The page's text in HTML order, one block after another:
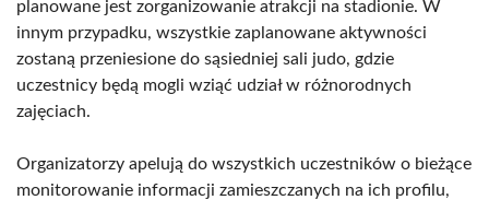
planowane jest zorganizowanie atrakcji na stadionie. W
innym przypadku, wszystkie zaplanowane aktywności
zostaną przeniesione do sąsiedniej sali judo, gdzie
uczestnicy będą mogli wziąć udział w różnorodnych
zajęciach.
Organizatorzy apelują do wszystkich uczestników o bieżące
monitorowanie informacji zamieszczanych na ich profilu,